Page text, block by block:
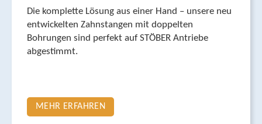
Die komplette Lösung aus einer Hand – unsere neu
entwickelten Zahnstangen mit doppelten
Bohrungen sind perfekt auf STÖBER Antriebe
abgestimmt.
MEHR ERFAHREN